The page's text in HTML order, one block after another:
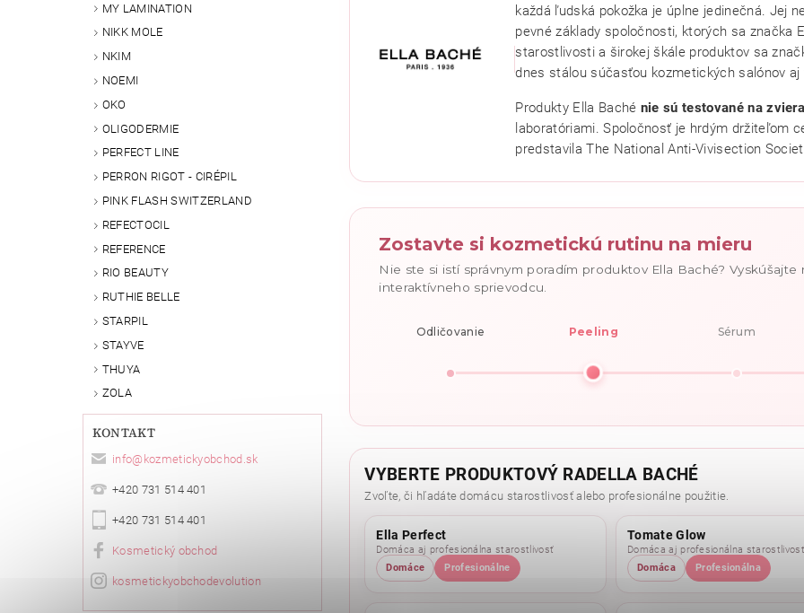
MY LAMINATION
NIKK MOLE
NKIM
NOEMI
OKO
OLIGODERMIE
PERFECT LINE
PERRON RIGOT - CIRÉPIL
PINK FLASH SWITZERLAND
REFECTOCIL
REFERENCE
RIO BEAUTY
RUTHIE BELLE
STARPIL
STAYVE
THUYA
ZOLA
KONTAKT
info@ kozmetickyobchod.sk
+420 731 514 401
+420 731 514 401
Kosmetický obchod
kosmetickyobchodevolution
Vložením hodnotenie súhlasíte spodmienkami ochrany osobných údajov .
každá ľudská pokožka je úplne jedinečná. Jej
pevné základy spoločnosti, ktorých sa značka
starostlivosti a širokej škále produktov sa
dnes stálou súčasťou kozmetických salónov
Produkty Ella Baché nie sú testované na
laboratóriami. Spoločnosť je hrdým držiteľom
predstavila The National Anti-Vivisection
Zostavte si kozmetickú rutinu na mieru
Nie ste si istí správnym poradím produktov Ella Baché? Vyskúšajte
interaktívneho sprievodcu.
Odličovanie Peeling Sérum
VYBERTE PRODUKTOVÝ RADELLA BACHÉ
Zvoľte, či hľadáte domácu starostlivosť alebo profesionálne použitie.
Ella Perfect
Domáca aj profesionálna starostlivosť
Domáce
Profesionálne
Tomate Glow
Domáca aj profesionálna starostlivosť
Domáca
Profesionálna